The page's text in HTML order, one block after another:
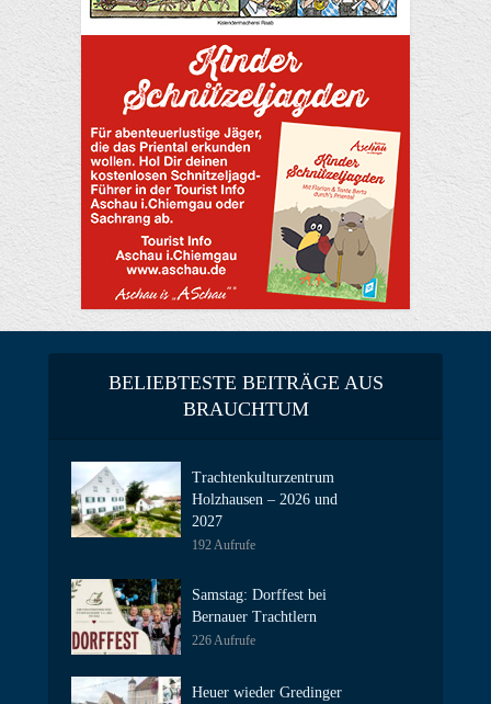
BELIEBTESTE BEITRÄGE AUS
BRAUCHTUM
Trachtenkulturzentrum
Holzhausen – 2026 und
2027
192 Aufrufe
Samstag: Dorffest bei
Bernauer Trachtlern
226 Aufrufe
Heuer wieder Gredinger